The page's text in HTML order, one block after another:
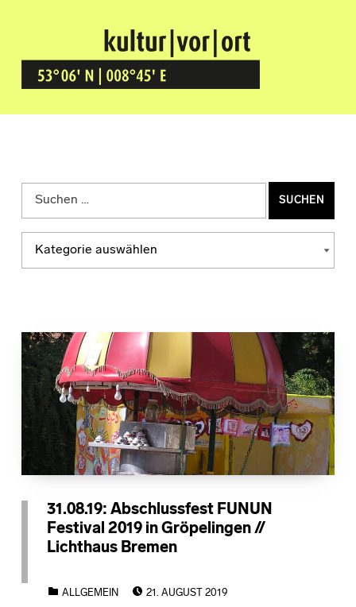
Kultur Vor Ort
BREMEN GRÖPELINGEN
Suchen nach:
KATEGORIEN
Kategorien
31.08.19: Abschlussfest FUNUN
Festival 2019 in Gröpelingen //
Lichthaus Bremen
ALLGEMEIN
21. AUGUST 2019